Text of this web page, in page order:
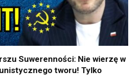
Suwerenności: Nie wierzę w
tworu! Tylko